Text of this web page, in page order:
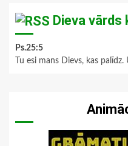
Dieva vārds
Ps.25:5
Tu esi mans Dievs, kas